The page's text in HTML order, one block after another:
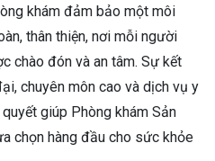
khám đảm bảo một môi
thân thiện, nơi mỗi người
chào đón và an tâm. Sự kết
chuyên môn cao và dịch vụ y
giúp Phòng khám Sản
chọn hàng đầu cho sức khỏe